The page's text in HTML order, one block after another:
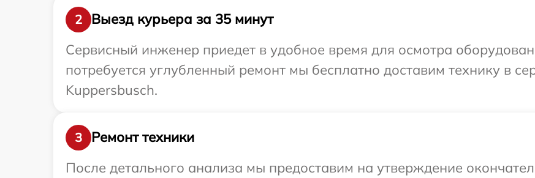
2
Выезд курьера за 35 минут
Сервисный инженер приедет в удобное время для осмотра
потребуется углубленный ремонт мы бесплатно доставим технику в
Kuppersbusch.
3
Ремонт техники
После детального анализа мы предоставим на утверждение